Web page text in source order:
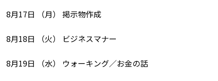
8月17日 （月） 掲示物作成
8月18日 （火） ビジネスマナー
8月19日 （水） ウォーキング／お金の話